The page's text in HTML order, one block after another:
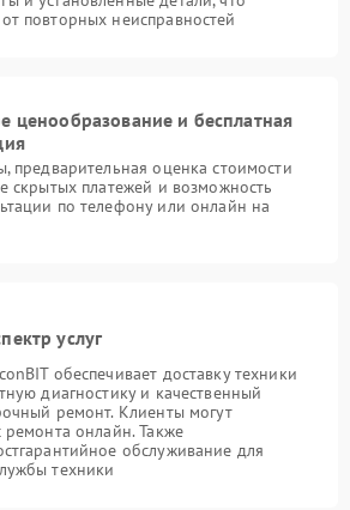
повторных неисправностей
ценообразование и бесплатная
предварительная оценка стоимости
скрытых платежей и возможность
по телефону или онлайн на
услуг
обеспечивает доставку техники
диагностику и качественный
ремонт. Клиенты могут
ремонта онлайн. Также
обслуживание для
техники